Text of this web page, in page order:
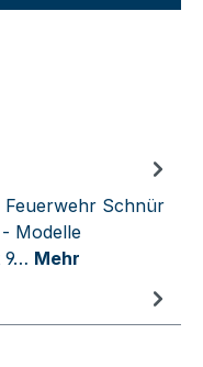
Feuerwehr Schnür
Modelle
9… Mehr